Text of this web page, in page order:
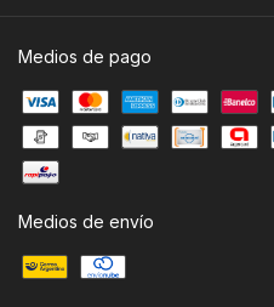
Medios de pago
Medios de envío